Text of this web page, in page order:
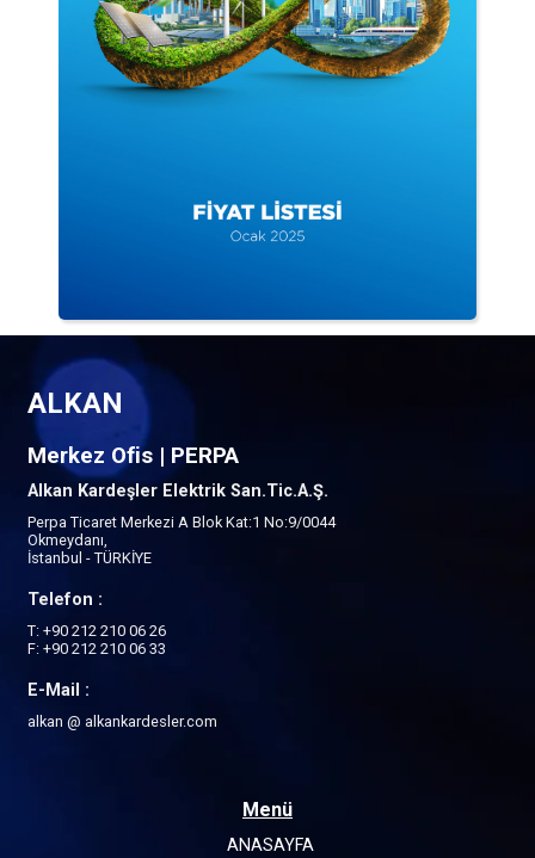
ALKAN
Merkez Ofis | PERPA
Alkan Kardeşler Elektrik San.Tic.A.Ş.
Perpa Ticaret Merkezi A Blok Kat:1 No:9/0044
Okmeydanı,
İstanbul - TÜRKİYE
Telefon :
T: +90 212 210 06 26
F: +90 212 210 06 33
E-Mail :
alkan @ alkankardesler.com
Menü
ANASAYFA